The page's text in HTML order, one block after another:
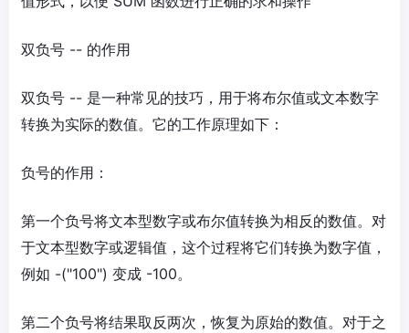
双负号 -- 的作用
双负号 -- 是一种常见的技巧，用于将布尔值或文本数字
转换为实际的数值。它的工作原理如下：
负号的作用：
第一个负号将文本型数字或布尔值转换为相反的数值。对
于文本型数字或逻辑值，这个过程将它们转换为数字值，
例如 -("100") 变成 -100。
第二个负号将结果取反两次，恢复为原始的数值。对于之